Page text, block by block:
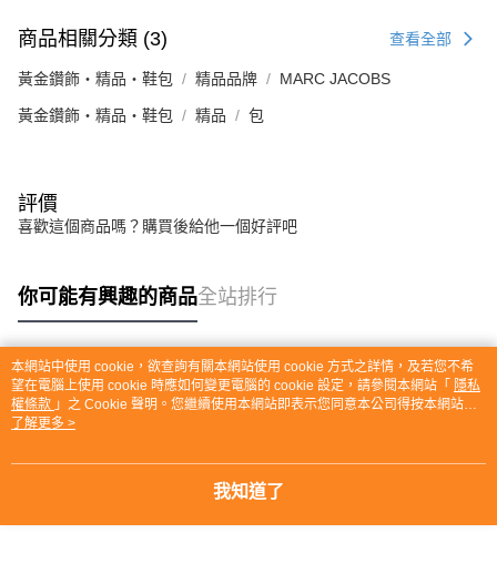
商品相關分類 (3) 查看全部
黃金鑽飾・精品・鞋包 精品品牌 MARC JACOBS
黃金鑽飾・精品・鞋包 精品 包
評價
喜歡這個商品嗎？購買後給他一個好評吧
你可能有興趣的商品全站排行
熱門標籤
本網站中使用 cookie，欲查詢有關本網站使用 cookie 方式之詳情，及若您不希
望在電腦上使用 cookie 時應如何變更電腦的 cookie 設定，請參閱本網站「 隱私
權條款 」之 Cookie 聲明。您繼續使用本網站即表示您同意本公司得按本網站使
用條款之 Cookie 聲明使用 cookie。
了解更多 >
我知道了